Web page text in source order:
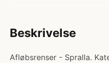
Beskrivelse
Afløbsrenser - Spralla.